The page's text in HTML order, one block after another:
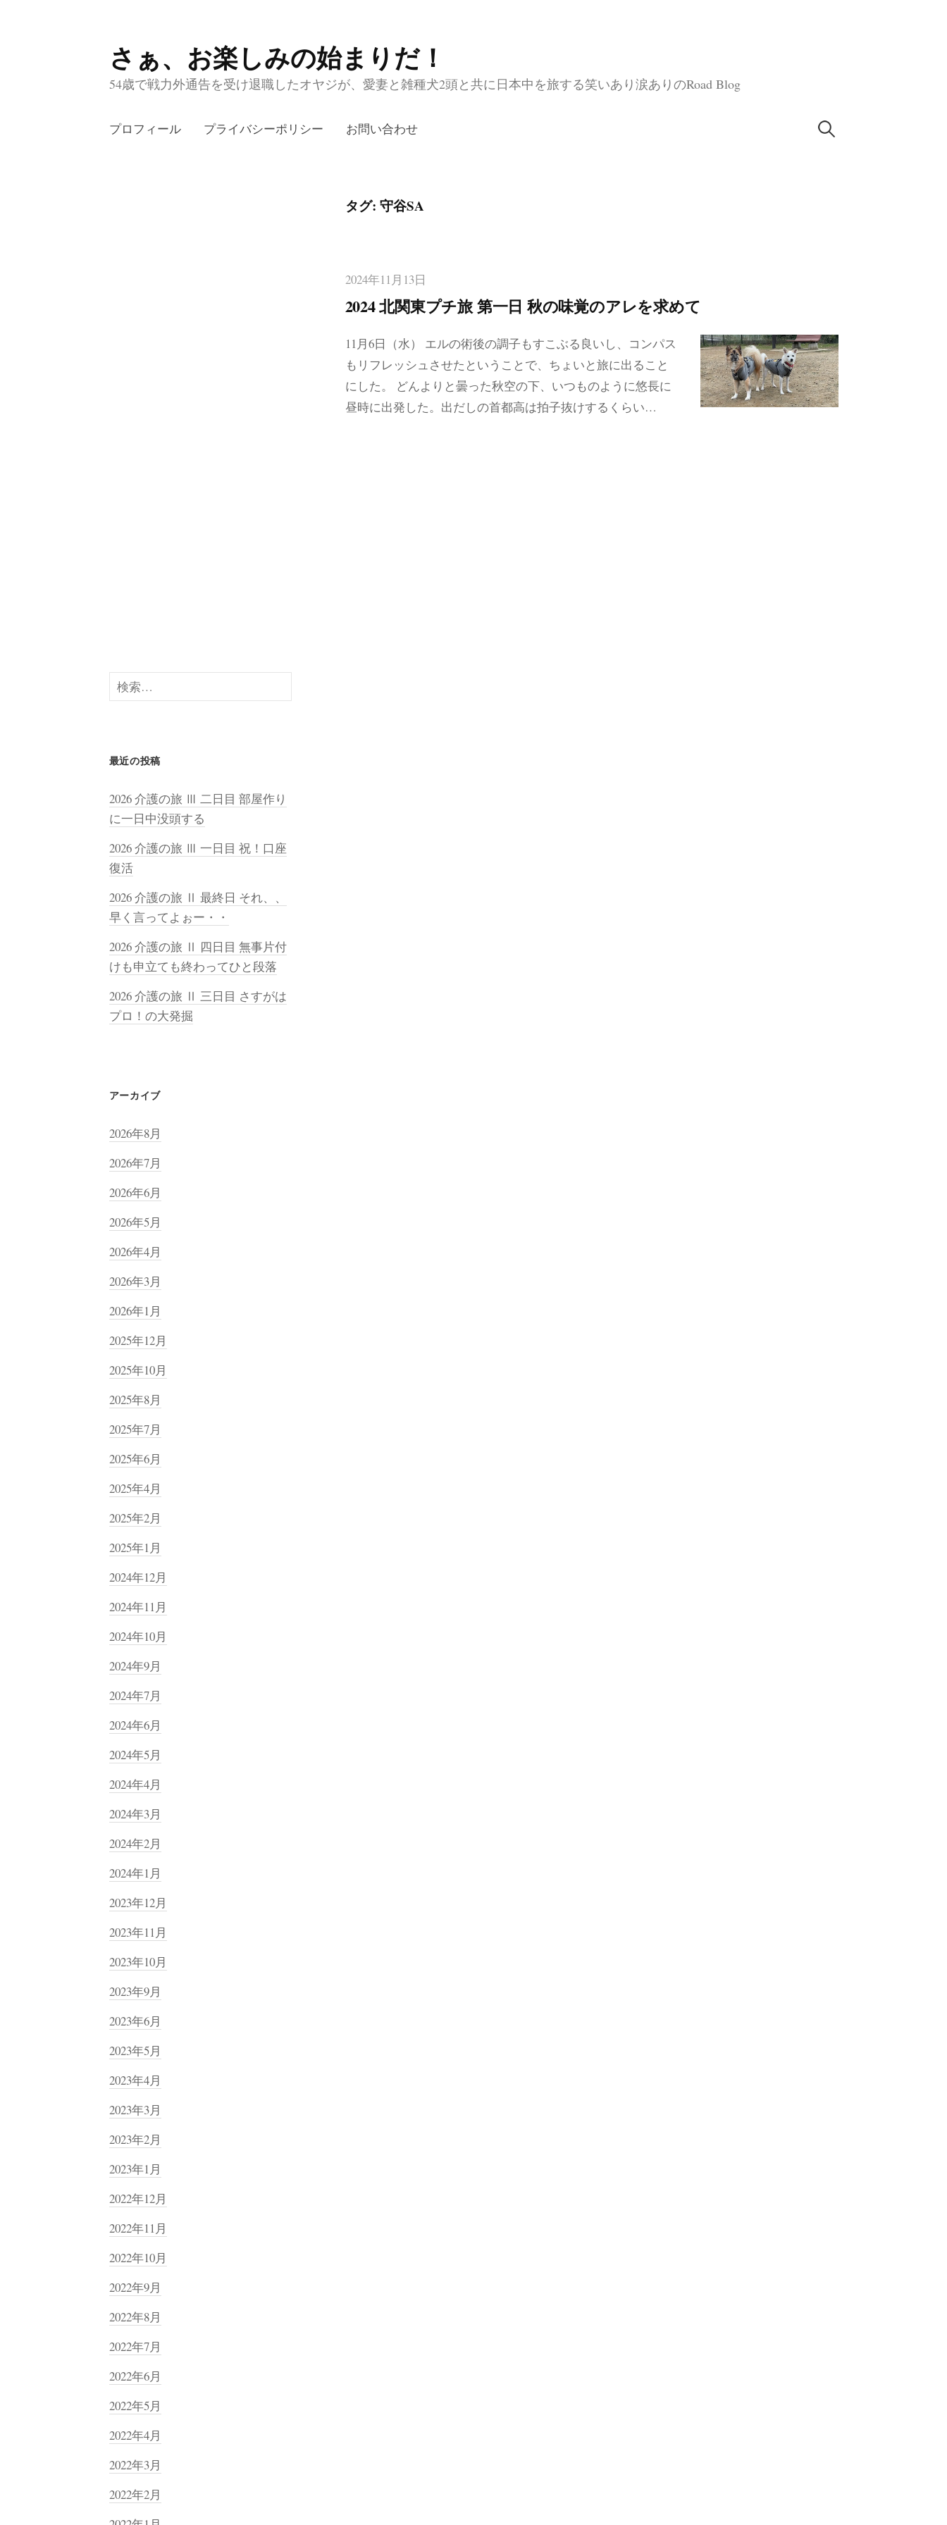
コ
ン
ン
さぁ、お楽しみの始まりだ！
54歳で戦力外通告を受け退職したオヤジが、愛妻と雑種犬2頭と共に日本中を旅する笑いあり涙ありのRoad Blog
プロフィール プライバシーポリシー お問い合わせ 検
タグ: 守谷SA
2024年11月13日
2024 北関東プチ旅 第一日 秋の味覚のアレを求めて
11月6日（水） エルの術後の調子もすこぶる良いし、コンパス
もリフレッシュさせたということで、ちょいと旅に出ること
にした。 どんよりと曇った秋空の下、いつものように悠長に
昼時に出発した。出だしの首都高は拍子抜けするくらい…
検
索:
最近の投稿
2026 介護の旅 Ⅲ 二日目 部屋作り
に一日中没頭する
2026 介護の旅 Ⅲ 一日目 祝！口座
復活
2026 介護の旅 Ⅱ 最終日 それ、、
早く言ってよぉー・・
2026 介護の旅 Ⅱ 四日目 無事片付
けも申立ても終わってひと段落
2026 介護の旅 Ⅱ 三日目 さすがは
プロ！の大発掘
アーカイブ
2026年8月
2026年7月
2026年6月
2026年5月
2026年4月
2026年3月
2026年1月
2025年12月
2025年10月
2025年8月
2025年7月
2025年6月
2025年4月
2025年2月
2025年1月
2024年12月
2024年11月
2024年10月
2024年9月
2024年7月
2024年6月
2024年5月
2024年4月
2024年3月
2024年2月
2024年1月
2023年12月
2023年11月
2023年10月
2023年9月
2023年6月
2023年5月
2023年4月
2023年3月
2023年2月
2023年1月
2022年12月
2022年11月
2022年10月
2022年9月
2022年8月
2022年7月
2022年6月
2022年5月
2022年4月
2022年3月
2022年2月